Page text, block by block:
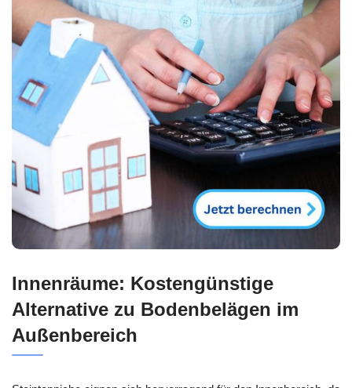
Innenräume: Kostengünstige
Alternative zu Bodenbelägen im
Außenbereich